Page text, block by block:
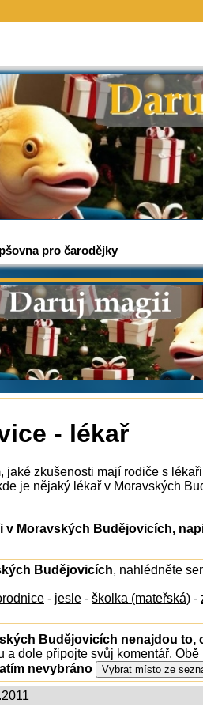
pro čarodějky
- lékař
jaké zkušenosti mají rodiče s
je nějaký lékař v Moravských
v Moravských Budějovicích,
Budějovicích, nahlédněte
- jesle - školka (mateřská) -
Budějovicích nenajdou to,
a dole připojte svůj komentář.
nevybráno